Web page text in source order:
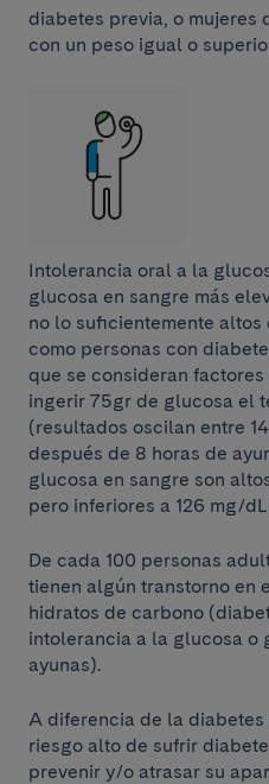
diabetes previa, o mujeres
con un peso igual o
Intolerancia oral a la
glucosa en sangre más
no lo suficientemente
como personas con
que se consideran
ingerir 75gr de glucosa el
(resultados oscilan entre
después de 8 horas de
glucosa en sangre son
pero inferiores a 126 mg/
De cada 100 personas
tienen algún transtorno en
hidratos de carbono
intolerancia a la glucosa o
ayunas).
A diferencia de la diabetes
riesgo alto de sufrir
prevenir y/o atrasar su